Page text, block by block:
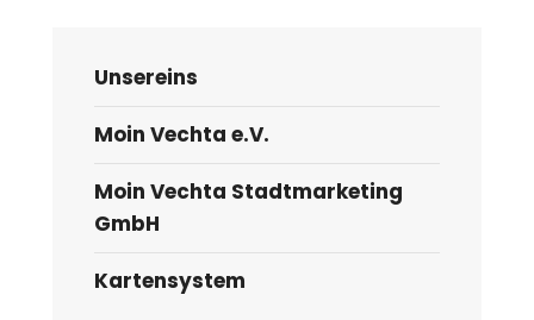
Unsereins
Moin Vechta e.V.
Moin Vechta Stadtmarketing
GmbH
Kartensystem